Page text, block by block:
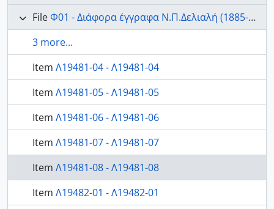
FileΦ01 - Διάφορα έγγραφα Ν.Π.Δελιαλή (1885-1930).
3 more...
Item Λ19481-04 - Λ19481-04
Item Λ19481-05 - Λ19481-05
Item Λ19481-06 - Λ19481-06
Item Λ19481-07 - Λ19481-07
Item Λ19481-08 - Λ19481-08
Item Λ19482-01 - Λ19482-01